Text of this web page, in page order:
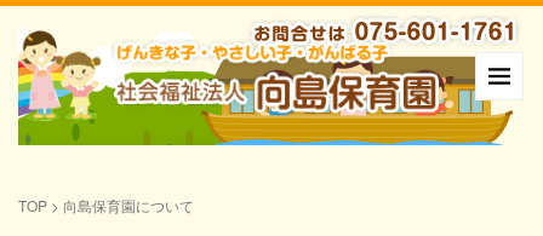
TOP > 向島保育園について